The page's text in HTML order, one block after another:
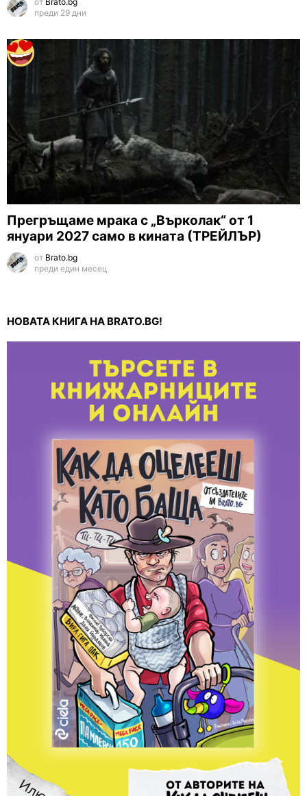
преди 29 дни
Прегръщаме мрака с „Върколак“ от 1
януари 2027 само в кината (ТРЕЙЛЪР)
от Brato.bg
преди един месец
НОВАТА КНИГА НА BRATO.BG!